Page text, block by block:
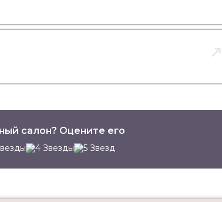
салон? Оцените его